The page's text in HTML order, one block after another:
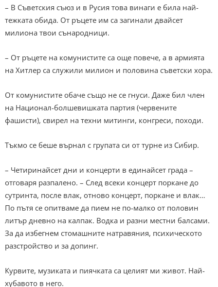
– В Съветския съюз и в Русия това винаги е била най-
тежката обида. От ръцете им са загинали двайсет
милиона твои сънародници.
– От ръцете на комунистите са още повече, а в армията
на Хитлер са служили милион и половина съветски хора.
От комунистите обаче също не се гнуси. Даже бил член
на Национал-болшевишката партия (червените
фашисти), свирел на техни митинги, конгреси, походи.
Тъкмо се беше върнал с групата си от турне из Сибир.
– Четиринайсет дни и концерти в единайсет града –
отговаря разпалено. – След всеки концерт поркане до
сутринта, после влак, отново концерт, поркане и влак…
По пътя се опитваме да пием не по-малко от половин
литър дневно на калпак. Водка и разни местни балсами.
За да избегнем стомашните натравяния, психическото
разстройство и за допинг.
Курвите, музиката и пиячката са целият ми живот. Най-
хубавото в него.